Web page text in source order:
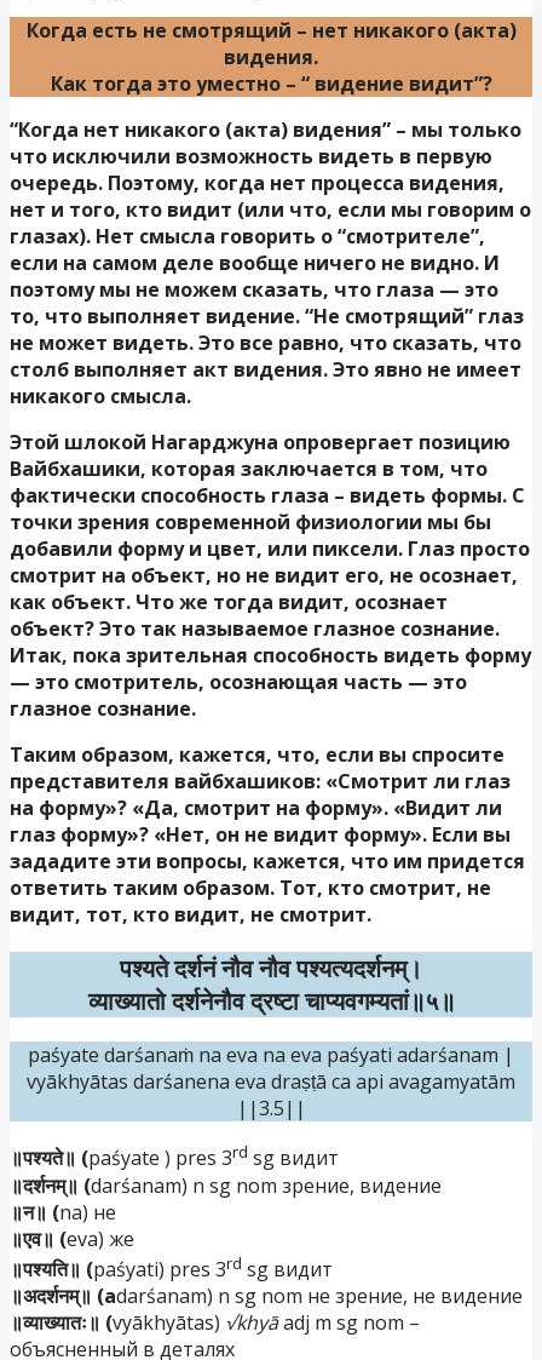
Когда есть не смотрящий – нет никакого (акта)
видения.
Как тогда это уместно – “ видение видит”?
“Когда нет никакого (акта) видения” – мы только
что исключили возможность видеть в первую
очередь. Поэтому, когда нет процесса видения,
нет и того, кто видит (или что, если мы говорим о
глазах). Нет смысла говорить о “смотрителе”,
если на самом деле вообще ничего не видно. И
поэтому мы не можем сказать, что глаза — это
то, что выполняет видение. “Не смотрящий” глаз
не может видеть. Это все равно, что сказать, что
столб выполняет акт видения. Это явно не имеет
никакого смысла.
Этой шлокой Нагарджуна опровергает позицию
Вайбхашики, которая заключается в том, что
фактически способность глаза – видеть формы. С
точки зрения современной физиологии мы бы
добавили форму и цвет, или пиксели. Глаз просто
смотрит на объект, но не видит его, не осознает,
как объект. Что же тогда видит, осознает
объект? Это так называемое глазное сознание.
Итак, пока зрительная способность видеть форму
— это смотритель, осознающая часть — это
глазное сознание.
Таким образом, кажется, что, если вы спросите
представителя вайбхашиков: «Смотрит ли глаз
на форму»? «Да, смотрит на форму». «Видит ли
глаз форму»? «Нет, он не видит форму». Если вы
зададите эти вопросы, кажется, что им придется
ответить таким образом. Тот, кто смотрит, не
видит, тот, кто видит, не смотрит.
पश्यते दर्शनं नौव नौव पश्यत्यदर्शनम्।
व्याख्यातो दर्शनेनौव द्रष्टा चाप्यवगम्यतां॥५॥
paśyate darśanaṁ na eva na eva paśyati adarśanam |
vyākhyātas darśanena eva draṣṭā ca api avagamyatām
||3.5||
॥पश्यते॥ (paśyate ) pres 3rd sg видит
॥दर्शनम्॥ (darśanam) n sg nom зрение, видение
॥न॥ (na) не
॥एव॥ (eva) же
॥पश्यति॥ (paśyati) pres 3rd sg видит
॥अदर्शनम्॥ (adarśanam) n sg nom не зрение, не видение
॥व्याख्यातः॥ (vyākhyātas) √khyāadj m sg nom –
объясненный в деталях